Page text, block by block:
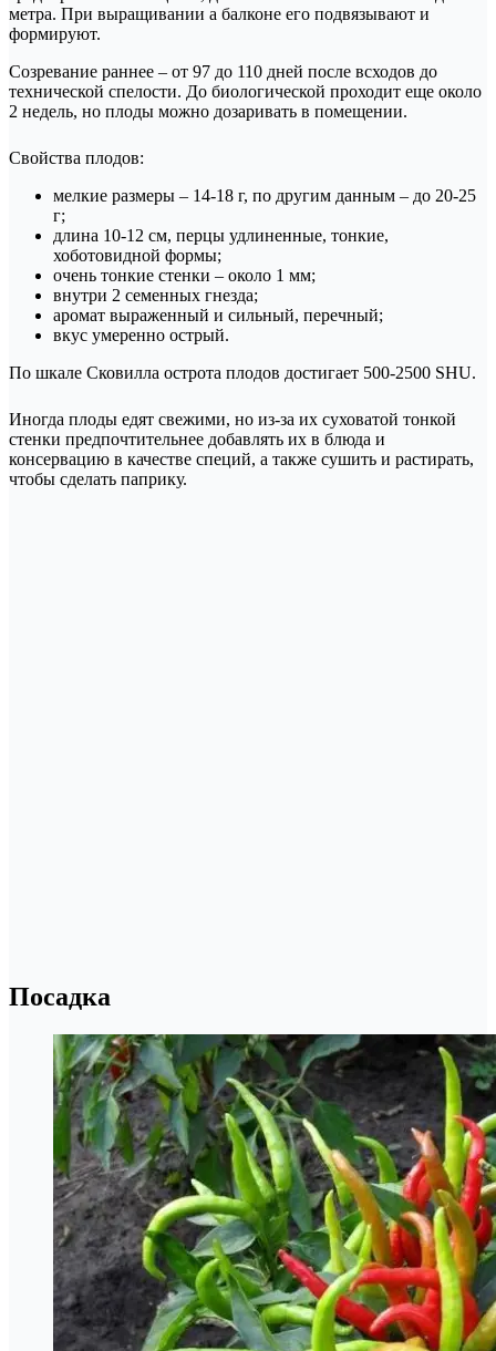
метра. При выращивании а балконе его подвязывают и
формируют.
Созревание раннее – от 97 до 110 дней после всходов до
технической спелости. До биологической проходит еще около
2 недель, но плоды можно дозаривать в помещении.
Свойства плодов:
мелкие размеры – 14-18 г, по другим данным – до 20-25
г;
длина 10-12 см, перцы удлиненные, тонкие,
хоботовидной формы;
очень тонкие стенки – около 1 мм;
внутри 2 семенных гнезда;
аромат выраженный и сильный, перечный;
вкус умеренно острый.
По шкале Сковилла острота плодов достигает 500-2500 SHU.
Иногда плоды едят свежими, но из-за их суховатой тонкой
стенки предпочтительнее добавлять их в блюда и
консервацию в качестве специй, а также сушить и растирать,
чтобы сделать паприку.
Посадка